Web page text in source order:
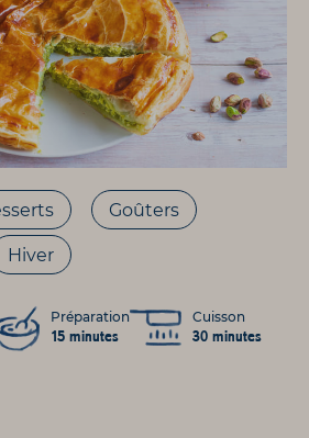
Goûters
Hiver
Préparation
15 minutes
Cuisson
30 minutes